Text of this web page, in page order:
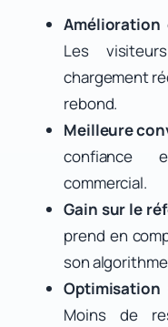
Amélioration
Les
chargement
rebond.
Meilleure
confiance
commercial.
Gain sur le
prend en
son
Optimisation
Moins de